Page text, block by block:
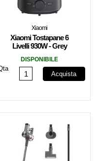
Xiaomi
Xiaomi Tostapane 6
Livelli 930W - Grey
DISPONIBILE
Acquista